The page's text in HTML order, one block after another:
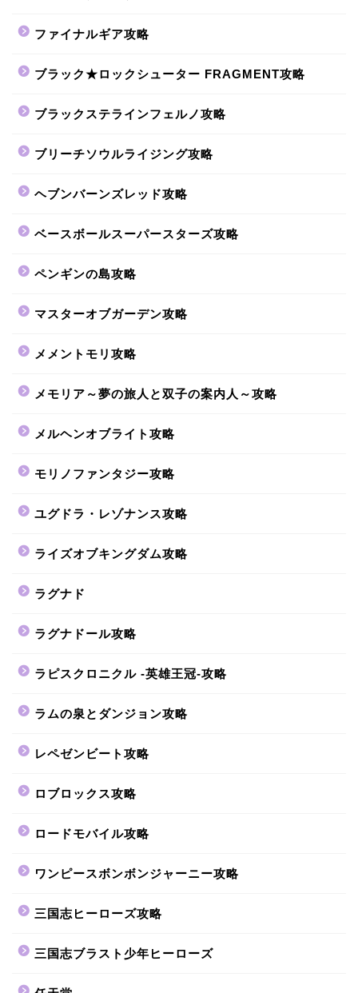
ファイナルギア攻略
ブラック★ロックシューター FRAGMENT攻略
ブラックステラインフェルノ攻略
ブリーチソウルライジング攻略
ヘブンバーンズレッド攻略
ベースボールスーパースターズ攻略
ペンギンの島攻略
マスターオブガーデン攻略
メメントモリ攻略
メモリア～夢の旅人と双子の案内人～攻略
メルヘンオブライト攻略
モリノファンタジー攻略
ユグドラ・レゾナンス攻略
ライズオブキングダム攻略
ラグナド
ラグナドール攻略
ラピスクロニクル -英雄王冠-攻略
ラムの泉とダンジョン攻略
レペゼンビート攻略
ロブロックス攻略
ロードモバイル攻略
ワンピースボンボンジャーニー攻略
三国志ヒーローズ攻略
三国志ブラスト少年ヒーローズ